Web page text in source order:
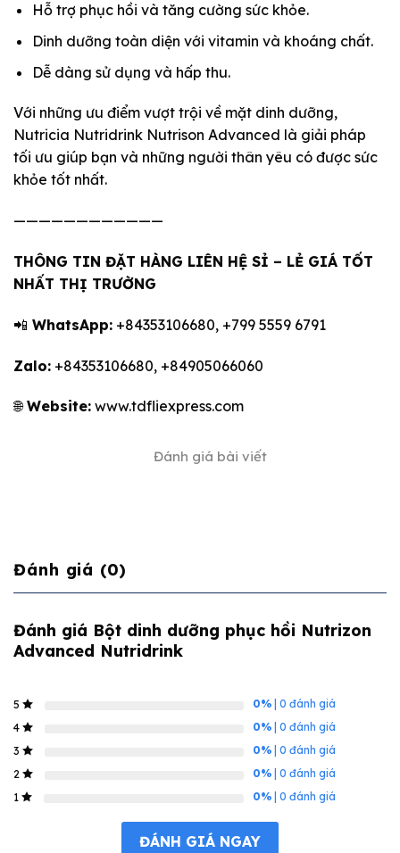
Hỗ trợ phục hồi và tăng cường sức khỏe.
Dinh dưỡng toàn diện với vitamin và khoáng chất.
Dễ dàng sử dụng và hấp thu.
Với những ưu điểm vượt trội về mặt dinh dưỡng,
Nutricia Nutridrink Nutrison Advanced là giải pháp
tối ưu giúp bạn và những người thân yêu có được sức
khỏe tốt nhất.
————————————
THÔNG TIN ĐẶT HÀNG LIÊN HỆ SỈ – LẺ GIÁ TỐT
NHẤT THỊ TRƯỜNG
📲 WhatsApp: +84353106680, +799 5559 6791
Zalo: +84353106680, +84905066060
🌐Website: www.tdfliexpress.com
Đánh giá bài viết
Đánh giá (0)
Đánh giá Bột dinh dưỡng phục hồi Nutrizon
Advanced Nutridrink
5 0% | 0 đánh giá
4
0% | 0 đánh giá
3
0% | 0 đánh giá
2
0% | 0 đánh giá
1
0% | 0 đánh giá
ĐÁNH GIÁ NGAY